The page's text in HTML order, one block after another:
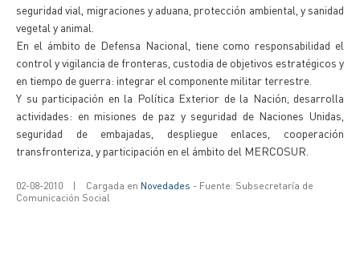
seguridad vial, migraciones y aduana, protección ambiental, y sanidad
vegetal y animal.
En el ámbito de Defensa Nacional, tiene como responsabilidad el
control y vigilancia de fronteras, custodia de objetivos estratégicos y
en tiempo de guerra: integrar el componente militar terrestre.
Y su participación en la Política Exterior de la Nación, desarrolla
actividades: en misiones de paz y seguridad de Naciones Unidas,
seguridad de embajadas, despliegue enlaces, cooperación
transfronteriza, y participación en el ámbito del MERCOSUR.
02-08-2010 | Cargada en Novedades - Fuente: Subsecretaría de
Comunicación Social